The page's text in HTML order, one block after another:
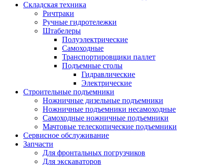
Складская техника
Ричтраки
Ручные гидротележки
Штабелеры
Полуэлектрические
Самоходные
Транспортировщики паллет
Подъемные столы
Гидравлические
Электрические
Строительные подъемники
Ножничные дизельные подъемники
Ножничные подъемники несамоходные
Самоходные ножничные подъемники
Мачтовые телескопические подъемники
Сервисное обслуживание
Запчасти
Для фронтальных погрузчиков
Для экскаваторов